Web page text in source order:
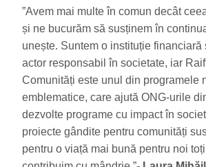
”Avem mai multe în comun decât
și ne bucurăm să susținem în
unește. Suntem o instituție financiară
actor responsabil în societate, iar
Comunități este unul din programele
emblematice, care ajută ONG-urile
dezvolte programe cu impact în
proiecte gândite pentru comunități
pentru o viață mai bună pentru noi